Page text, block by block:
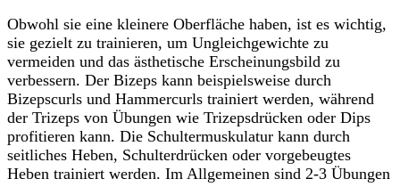
Obwohl sie eine kleinere Oberfläche haben, ist es wichtig,
sie gezielt zu trainieren, um Ungleichgewichte zu
vermeiden und das ästhetische Erscheinungsbild zu
verbessern. Der Bizeps kann beispielsweise durch
Bizepscurls und Hammercurls trainiert werden, während
der Trizeps von Übungen wie Trizepsdrücken oder Dips
profitieren kann. Die Schultermuskulatur kann durch
seitliches Heben, Schulterdrücken oder vorgebeugtes
Heben trainiert werden. Im Allgemeinen sind 2-3 Übungen